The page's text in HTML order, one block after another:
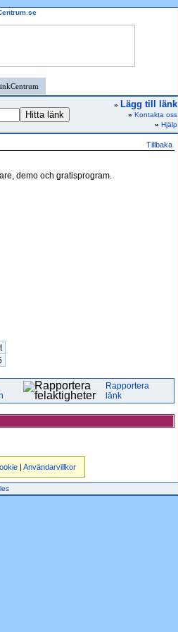
» Lägg till länk
» Kontakta oss
» Hjälp
Tillbaka
demo och gratisprogram.
Rapportera
länk
| Användarvillkor